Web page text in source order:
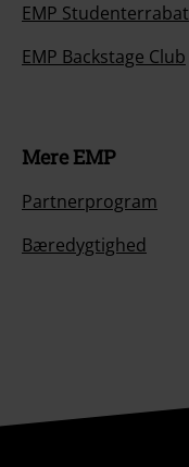
EMP Studenterrabat
EMP Backstage Club
Mere EMP
Partnerprogram
Bæredygtighed